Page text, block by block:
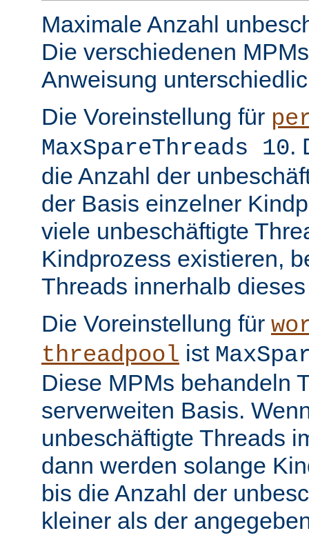
Maximale Anzahl
Die verschiedenen
Anweisung
Die Voreinstellung für
MaxSpareThreads 10.
die Anzahl der
der Basis einzelner
viele unbeschäftigte
Kindprozess existieren,
Threads innerhalb
Die Voreinstellung für
threadpool ist
Diese MPMs behandeln
serverweiten Basis.
unbeschäftigte Threads
dann werden solange
bis die Anzahl der
kleiner als der